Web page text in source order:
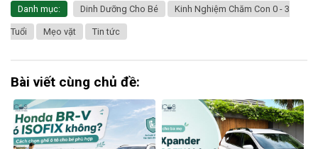
Danh mục: Dinh Dưỡng Cho Bé Kinh Nghiệm Chăm Con 0 - 3
Tuổi Mẹo vặt Tin tức
Bài viết cùng chủ đề: